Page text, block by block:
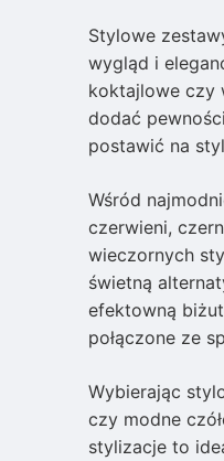
Stylowe
wygląd i
koktajlowe czy
dodać
postawić na
Wśród
czerwieni,
wieczornych
świetną
efektowną
połączone ze
Wybierając
czy modne
stylizacje to